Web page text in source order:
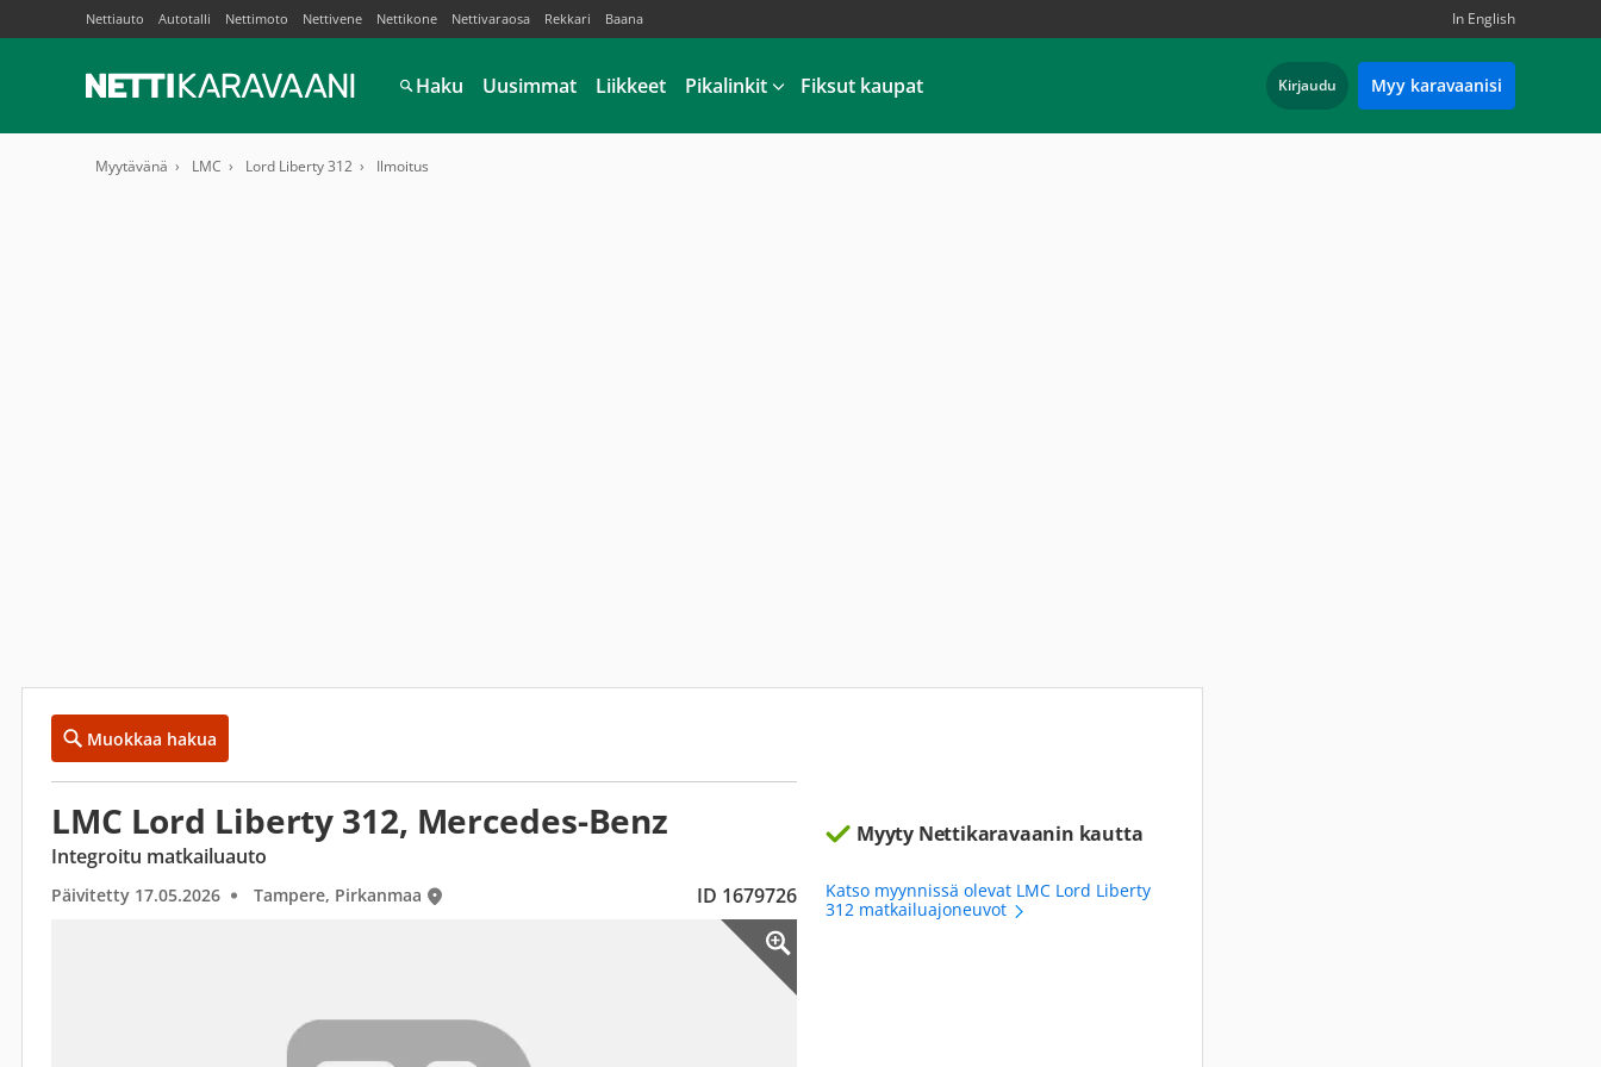
Nettiauto Autotalli Nettimoto Nettivene Nettikone Nettivaraosa Rekkari Baana In English
Haku Uusimmat Liikkeet Pikalinkit Fiksut kaupat Kirjaudu Myy karavaanisi
Myytävänä LMC Lord Liberty 312 Ilmoitus
Muokkaa hakua
LMC Lord Liberty 312, Mercedes-Benz
Integroitu matkailuauto
Päivitetty 17.05.2026 Tampere, Pirkanmaa ID 1679726
Myyty Nettikaravaanin kautta
Katso myynnissä olevat LMC Lord Liberty
312 matkailuajoneuvot